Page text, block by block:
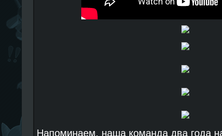
Напоминаем, наша команда два года